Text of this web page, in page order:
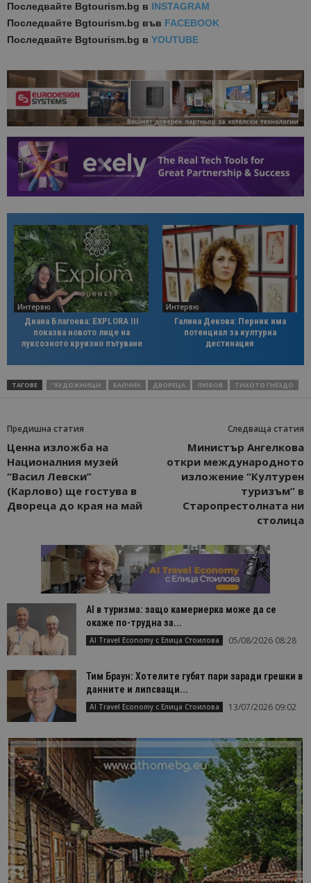
Последвайте Bgtourism.bg в INSTAGRAM
Последвайте Bgtourism.bg във FACEBOOK
Последвайте Bgtourism.bg в YOUTUBE
Интервю
Диана Благоева: EXPLORA III
показва новото лице на
луксозното круизно пътуване
Интервю
Галина Декова: Перник има
потенциал за културна
дестинация
ТАГОВЕ "ХУДОЖНИЦИ БАЛЧИК ДВОРЕЦА ЛЮБОВ ТИХОТО ГНЕЗДО
Предишна статия
Ценна изложба на
Националния музей
“Васил Левски”
(Карлово) ще гостува в
Двореца до края на май
Следваща статия
Министър Ангелкова
откри международното
изложение “Културен
туризъм” в
Старопрестолната ни
столица
AI в туризма: защо камериерка може да се
окаже по-трудна за...
AI Travel Economy с Елица Стоилова 05/08/2026 08:28
Тим Браун: Хотелите губят пари заради грешки в
данните и липсващи...
AI Travel Economy с Елица Стоилова 13/07/2026 09:02